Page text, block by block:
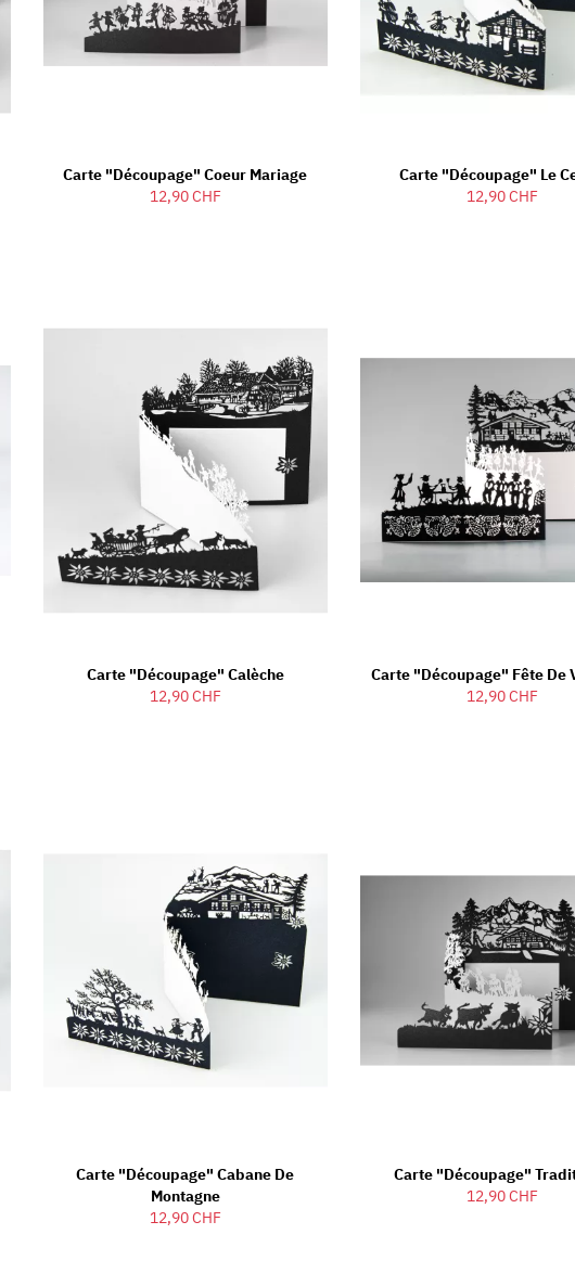
Carte "découpage" Coeur Mariage
12,90 CHF
Carte "découpage" Le
12,90 CHF
Carte "découpage" Calèche
12,90 CHF
Carte "découpage" Fête De
12,90 CHF
Carte "découpage" Cabane De
Montagne
12,90 CHF
Carte "découpage"
12,90 CHF